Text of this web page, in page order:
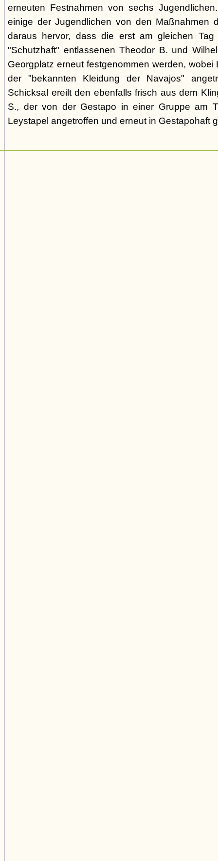
erneuten Festnahmen von sechs
einige der Jugendlichen von den Maßnahmen
daraus hervor, dass die erst am gleichen Tag
"Schutzhaft" entlassenen Theodor B. und
Georgplatz erneut festgenommen werden, wobei
der "bekannten Kleidung der Navajos"
Schicksal ereilt den ebenfalls frisch aus dem
S., der von der Gestapo in einer Gruppe am
Leystapel angetroffen und erneut in Gestapohaft